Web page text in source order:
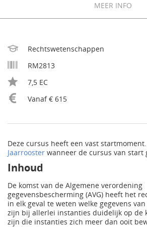
MEER INFO
Rechtswetenschappen
RM2813
7,5 EC
Vanaf € 615
Deze cursus heeft een vast
Jaarrooster wanneer de cursus van start
Inhoud
De komst van de Algemene verordening
gegevensbescherming (AVG) heeft het
in elk geval te weten welke gegevens
zijn bij allerlei instanties duidelijk op de
zijn die instanties zich meer dan ooit